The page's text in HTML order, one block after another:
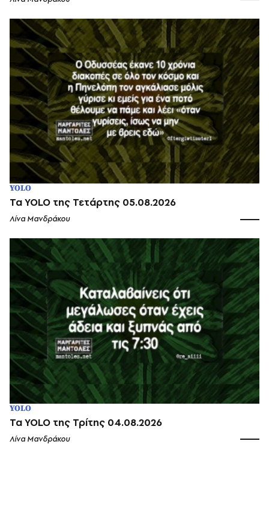
YOLO
Τα YOLO της Τετάρτης 05.08.2026
Λίνα Μανδράκου
YOLO
Τα YOLO της Τρίτης 04.08.2026
Λίνα Μανδράκου